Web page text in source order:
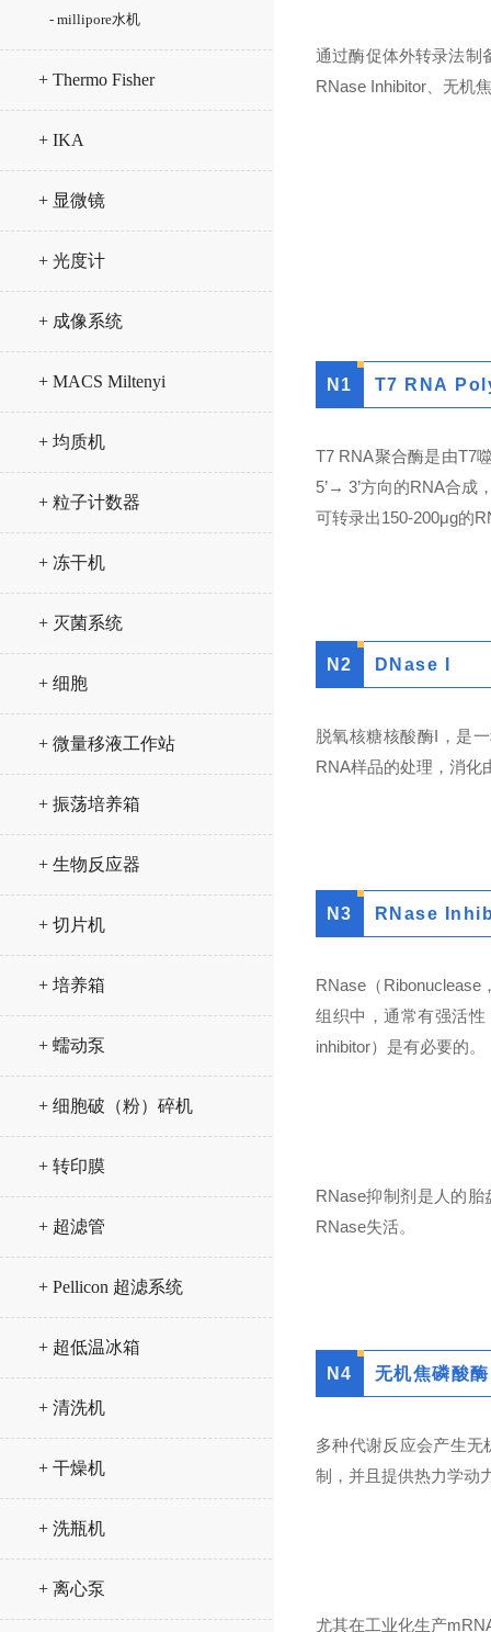
- millipore水机
+ Thermo Fisher
+ IKA
+ 显微镜
+ 光度计
+ 成像系统
+ MACS Miltenyi
+ 均质机
+ 粒子计数器
+ 冻干机
+ 灭菌系统
+ 细胞
+ 微量移液工作站
+ 振荡培养箱
+ 生物反应器
+ 切片机
+ 培养箱
+ 蠕动泵
+ 细胞破（粉）碎机
+ 转印膜
+ 超滤管
+ Pellicon 超滤系统
+ 超低温冰箱
+ 清洗机
+ 干燥机
+ 洗瓶机
+ 离心泵
通过酶促体外转录法制
RNase Inhibitor、无机
N 1 T7 RNA
T7 RNA聚合酶是由T7
5’→ 3’方向的RNA合成
可转录出150-200μg的
N2 DNase I
脱氧核糖核酸酶I，是
RNA样品的处理，消化
N3 RNase
RNase（
组织中，通常有强活
inhibitor）是有必要的。
RNase抑制剂是人的
RNase失活。
N4 无机焦磷酸酶
多种代谢反应会产生无
制，并且提供热力学动
尤其在工业化生产